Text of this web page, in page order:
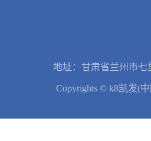
地址：甘肃省兰州市
Copyrights © k8凯发(